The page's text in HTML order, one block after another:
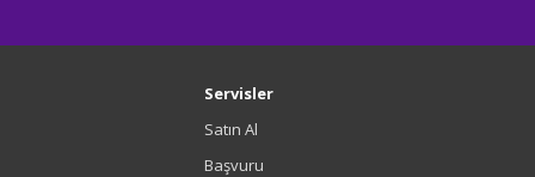
Servisler
Satın Al
Başvuru